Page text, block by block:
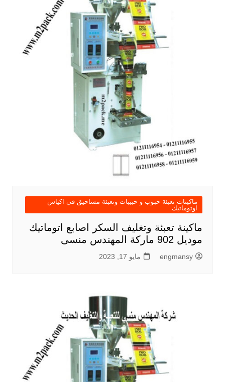
ماكينات تعبئة حبوب و حبيبات وتعبئة مساحيق في اكياس
اوتوماتيك
ماكينة تعبئة وتغليف السكر اصابع اتوماتيك
موديل 902 ماركة المهندس منسى
engmansy مايو 17, 2023